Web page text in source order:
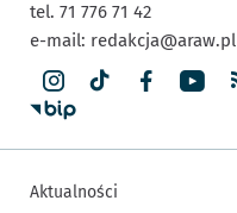
tel. 71 776 71 42
e-mail: redakcja@araw.pl
Aktualności